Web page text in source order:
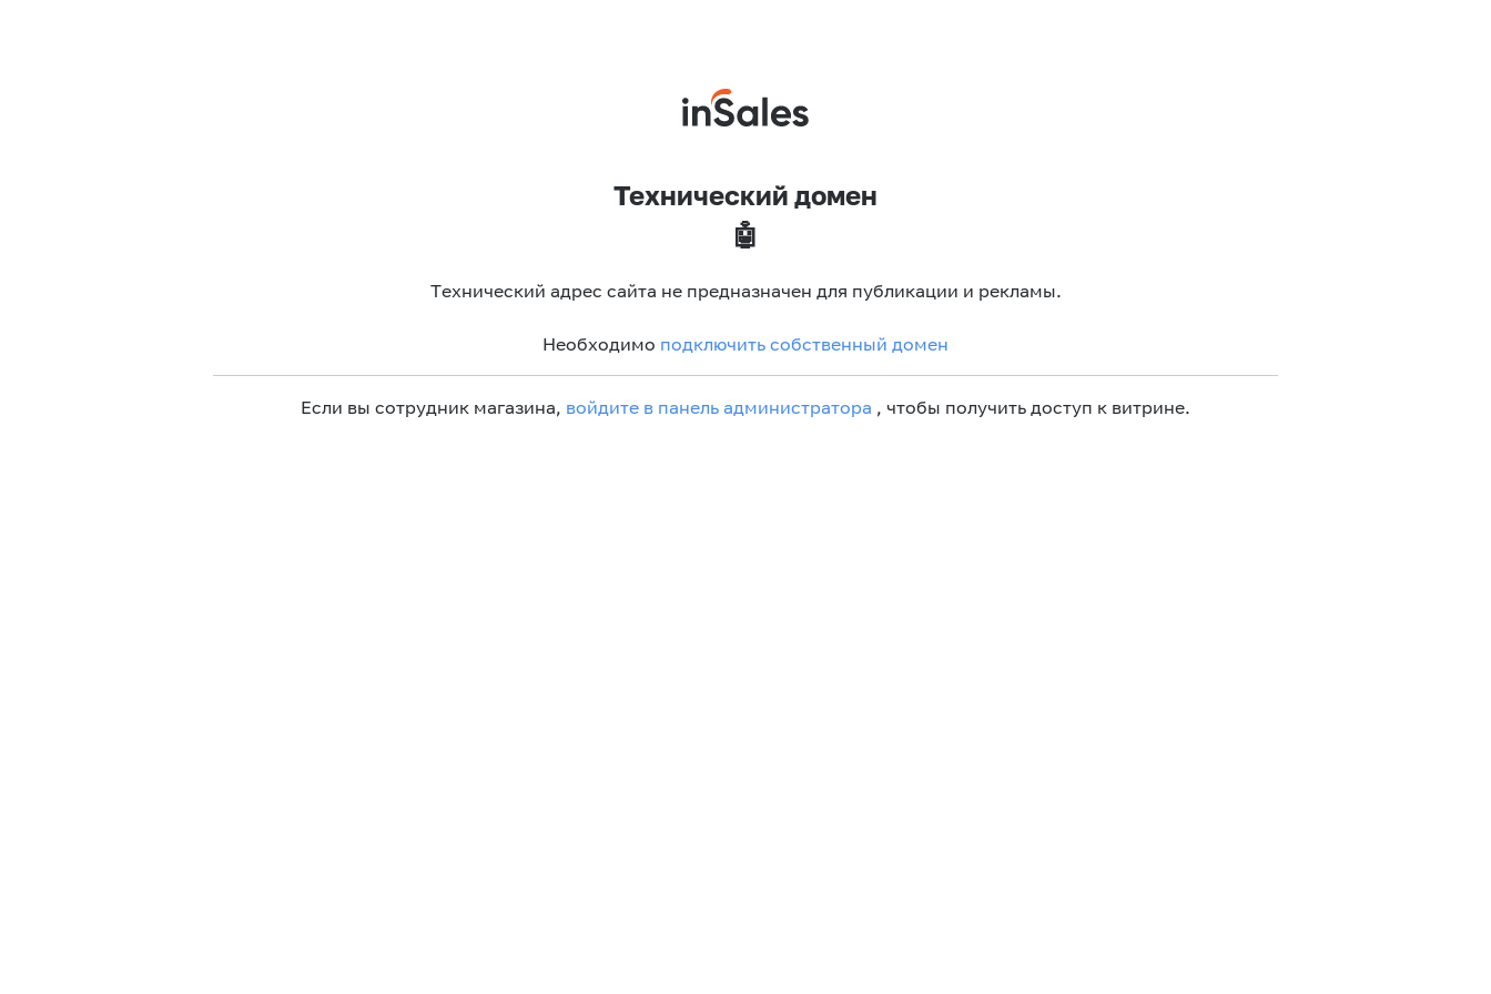
Технический домен
🤖
Технический адрес сайта не предназначен для публикации и рекламы.
Необходимо подключить собственный домен
Если вы сотрудник магазина, войдите в панель администратора , чтобы получить доступ к витрине.